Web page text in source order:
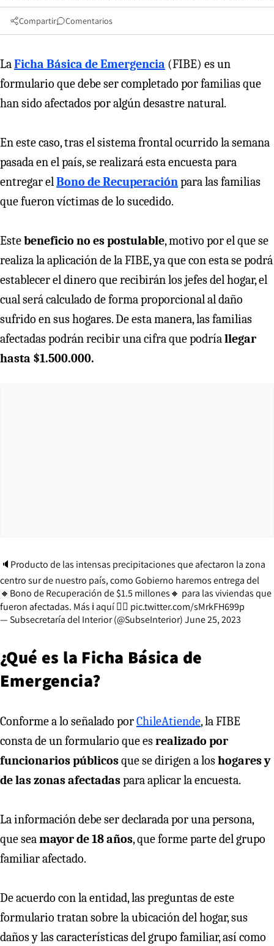
Compartir Comentarios
LaFicha Básica de Emergencia (FIBE) es un
formulario que debe ser completado por familias que
han sido afectados por algún desastre natural.
En este caso, tras el sistema frontal ocurrido la semana
pasada en el país, se realizará esta encuesta para
entregar elBono de Recuperaciónpara las familias
que fueron víctimas de lo sucedido.
Estebeneficio no es postulable, motivo por el que se
realiza la aplicación de la FIBE, ya que con esta se podrá
establecer el dinero que recibirán los jefes del hogar, el
cual será calculado de forma proporcional al daño
sufrido en sus hogares. De esta manera, las familias
afectadas podrán recibir una cifra que podríallegar
hasta $1.500.000.
🔈Producto de las intensas precipitaciones que afectaron la zona
centro sur de nuestro país, como Gobierno haremos entrega del
🔸Bono de Recuperación de $1.5 millones🔸 para las viviendas que
fueron afectadas. Más ℹ️ aquí 👇🏽 pic.twitter.com/sMrkFH699p
— Subsecretaría del Interior (@SubseInterior)June 25, 2023
¿Qué es la Ficha Básica de
Emergencia?
Conforme a lo señalado porChileAtiende, la FIBE
consta de un formulario que esrealizado por
funcionarios públicosque se dirigen a loshogares y
de las zonas afectadaspara aplicar la encuesta.
La información debe ser declarada por una persona,
que seamayor de 18 años, que forme parte del grupo
familiar afectado.
De acuerdo con la entidad, las preguntas de este
formulario tratan sobre la ubicación del hogar, sus
daños y las características del grupo familiar, así como